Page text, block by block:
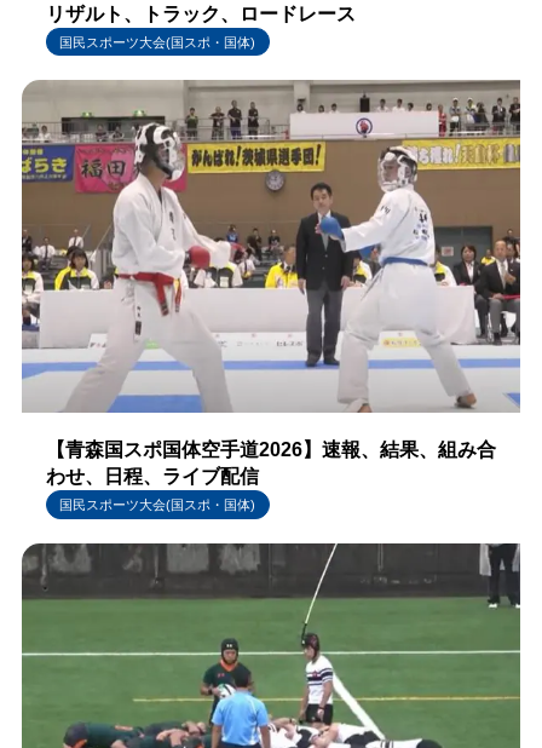
リザルト、トラック、ロードレース
国民スポーツ大会(国スポ・国体)
【青森国スポ国体空手道2026】速報、結果、組み合
わせ、日程、ライブ配信
国民スポーツ大会(国スポ・国体)